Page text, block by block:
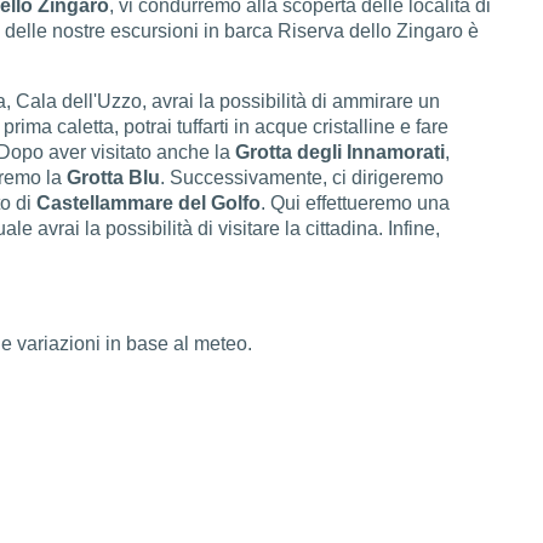
Zingaro, vi condurremo alla scoperta delle località di
delle nostre escursioni in barca Riserva dello Zingaro è
Cala dell'Uzzo, avrai la possibilità di ammirare un
caletta, potrai tuffarti in acque cristalline e fare
aver visitato anche laGrotta degli Innamorati,
laGrotta Blu. Successivamente, ci dirigeremo
diCastellammare del Golfo. Qui effettueremo una
avrai la possibilità di visitare la cittadina. Infine,
variazioni in base al meteo.